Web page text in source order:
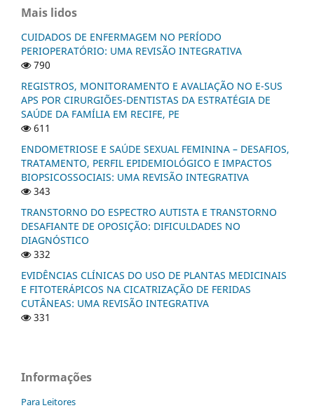
Mais lidos
CUIDADOS DE ENFERMAGEM NO PERÍODO
PERIOPERATÓRIO: UMA REVISÃO INTEGRATIVA
790
REGISTROS, MONITORAMENTO E AVALIAÇÃO NO E-SUS
APS POR CIRURGIÕES-DENTISTAS DA ESTRATÉGIA DE
SAÚDE DA FAMÍLIA EM RECIFE, PE
611
ENDOMETRIOSE E SAÚDE SEXUAL FEMININA – DESAFIOS,
TRATAMENTO, PERFIL EPIDEMIOLÓGICO E IMPACTOS
BIOPSICOSSOCIAIS: UMA REVISÃO INTEGRATIVA
343
TRANSTORNO DO ESPECTRO AUTISTA E TRANSTORNO
DESAFIANTE DE OPOSIÇÃO: DIFICULDADES NO
DIAGNÓSTICO
332
EVIDÊNCIAS CLÍNICAS DO USO DE PLANTAS MEDICINAIS
E FITOTERÁPICOS NA CICATRIZAÇÃO DE FERIDAS
CUTÂNEAS: UMA REVISÃO INTEGRATIVA
331
Informações
Para Leitores